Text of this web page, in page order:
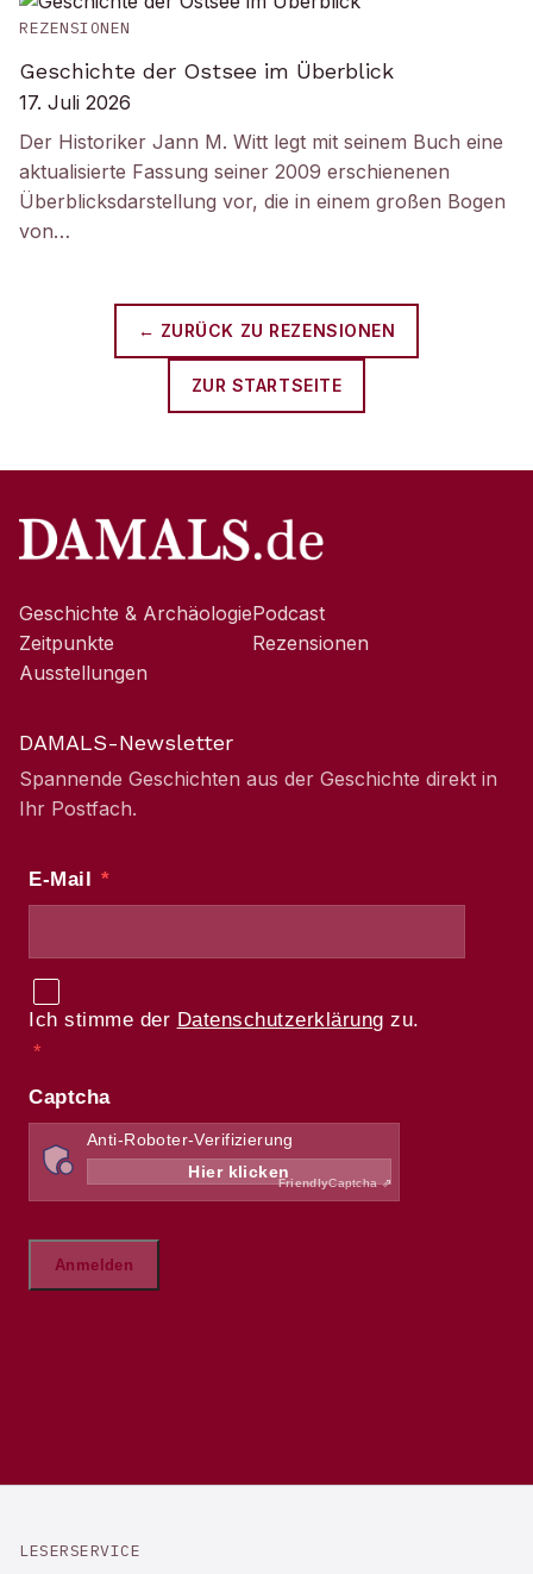
REZENSIONEN
Geschichte der Ostsee im Überblick
17. Juli 2026
Der Historiker Jann M. Witt legt mit seinem Buch eine
aktualisierte Fassung seiner 2009 erschienenen
Überblicksdarstellung vor, die in einem großen Bogen
von…
← ZURÜCK ZU REZENSIONEN
ZUR STARTSEITE
Geschichte & Archäologie
Zeitpunkte
Ausstellungen
Podcast
Rezensionen
DAMALS-Newsletter
Spannende Geschichten aus der Geschichte direkt in
Ihr Postfach.
LESERSERVICE